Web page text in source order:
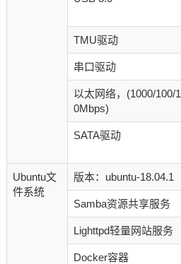
TMU驱动
串口驱动
以太网络，(1000/100/1
0Mbps)
SATA驱动
Ubuntu文
件系统
版本：ubuntu-18.04.1
Samba资源共享服务
Lighttpd轻量网站服务
Docker容器